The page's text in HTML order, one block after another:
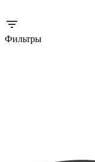
Фильтры